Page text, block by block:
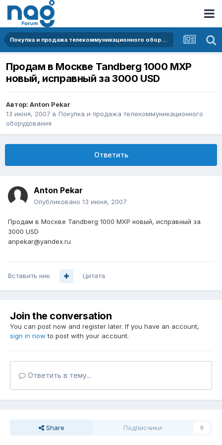
Покупка и продажа телекоммуникационного оборудования
Продам в Москве Tandberg 1000 MXP
новый, исправный за 3000 USD
Автор: Anton Pekar
13 июня, 2007 в Покупка и продажа телекоммуникационного
оборудования
Ответить
Anton Pekar
Опубликовано 13 июня, 2007
Продам в Москве Tandberg 1000 MXP новый, исправный за
3000 USD
anpekar@yandex.ru
Вставить ник Цитата
Join the conversation
You can post now and register later. If you have an account,
sign in now to post with your account.
Ответить в тему...
Share Подписчики 0